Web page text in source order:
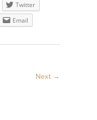
Twitter
Email
Next →